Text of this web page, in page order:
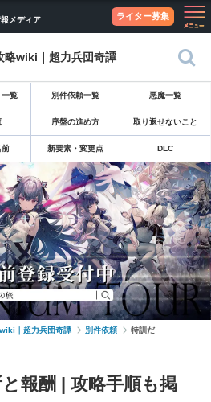
メディア
ライター募集
略wiki｜超力兵団奇譚
一覧 別件依頼一覧 悪魔一覧
序盤の進め方 取り返せないこと
前 新要素・変更点 DLC
｜超力兵団奇譚 別件依頼 特訓だ
報酬 | 攻略手順も掲